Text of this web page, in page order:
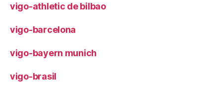
vigo-athletic de bilbao
vigo-barcelona
vigo-bayern munich
vigo-brasil